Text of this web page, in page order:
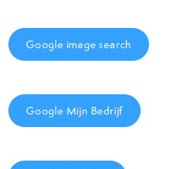
Google image search
Google Mijn Bedrijf